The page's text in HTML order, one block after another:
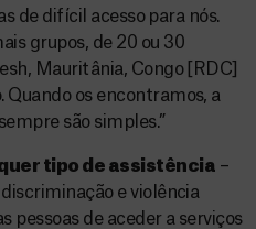
de difícil acesso para nós.
grupos, de 20 ou 30
Mauritânia, Congo [RDC]
os encontramos, a
são simples.”
tipo de assistência –
e violência
pessoas de aceder a serviços